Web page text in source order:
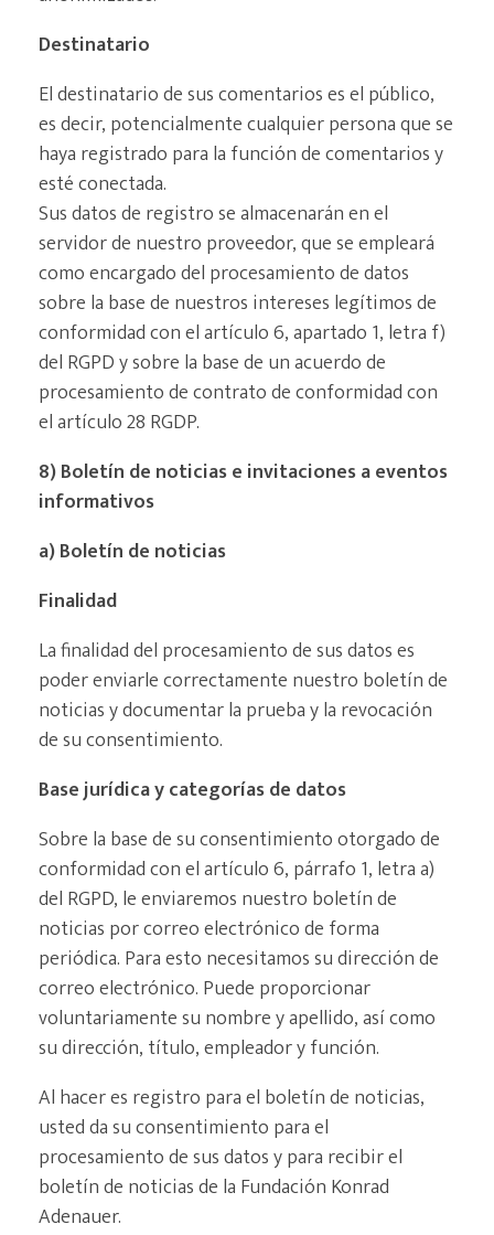
Destinatario
El destinatario de sus comentarios es el público,
es decir, potencialmente cualquier persona que se
haya registrado para la función de comentarios y
esté conectada.
Sus datos de registro se almacenarán en el
servidor de nuestro proveedor, que se empleará
como encargado del procesamiento de datos
sobre la base de nuestros intereses legítimos de
conformidad con el artículo 6, apartado 1, letra f)
del RGPD y sobre la base de un acuerdo de
procesamiento de contrato de conformidad con
el artículo 28 RGDP.
8) Boletín de noticias e invitaciones a eventos
informativos
a) Boletín de noticias
Finalidad
La finalidad del procesamiento de sus datos es
poder enviarle correctamente nuestro boletín de
noticias y documentar la prueba y la revocación
de su consentimiento.
Base jurídica y categorías de datos
Sobre la base de su consentimiento otorgado de
conformidad con el artículo 6, párrafo 1, letra a)
del RGPD, le enviaremos nuestro boletín de
noticias por correo electrónico de forma
periódica. Para esto necesitamos su dirección de
correo electrónico. Puede proporcionar
voluntariamente su nombre y apellido, así como
su dirección, título, empleador y función.
Al hacer es registro para el boletín de noticias,
usted da su consentimiento para el
procesamiento de sus datos y para recibir el
boletín de noticias de la Fundación Konrad
Adenauer.